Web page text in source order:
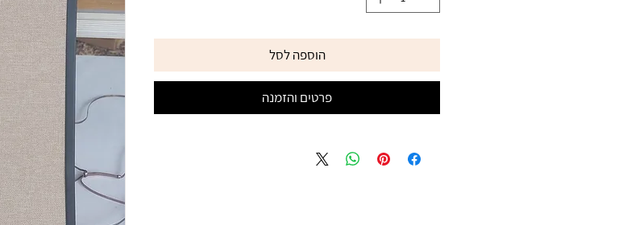
הוספה לסל
פרטים והזמנה